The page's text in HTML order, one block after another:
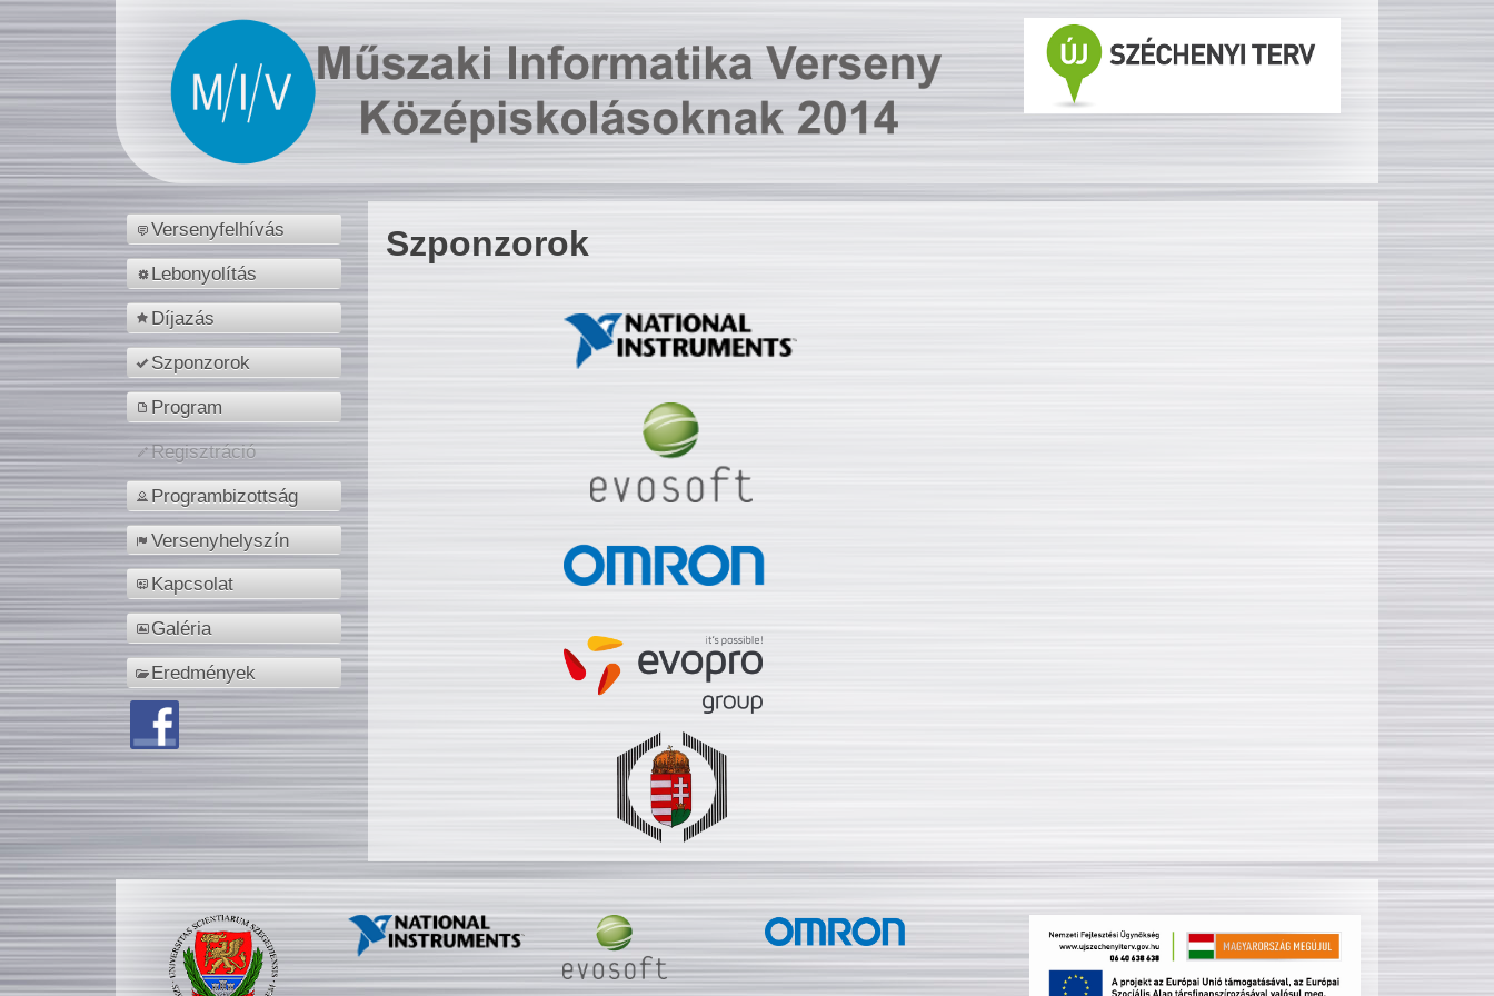
Versenyfelhívás
Lebonyolítás
Díjazás
Szponzorok
Program
Regisztráció
Programbizottság
Versenyhelyszín
Kapcsolat
Galéria
Eredmények
Szponzorok